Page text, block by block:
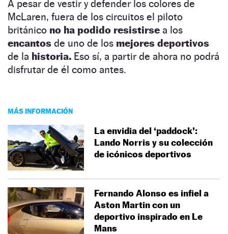
A pesar de vestir y defender los colores de
McLaren, fuera de los circuitos el piloto
británico no ha podido resistirse a los
encantos de uno de los mejores deportivos
de la historia. Eso sí, a partir de ahora no podrá
disfrutar de él como antes.
MÁS INFORMACIÓN
La envidia del ‘paddock’:
Lando Norris y su colección
de icónicos deportivos
Fernando Alonso es infiel a
Aston Martin con un
deportivo inspirado en Le
Mans